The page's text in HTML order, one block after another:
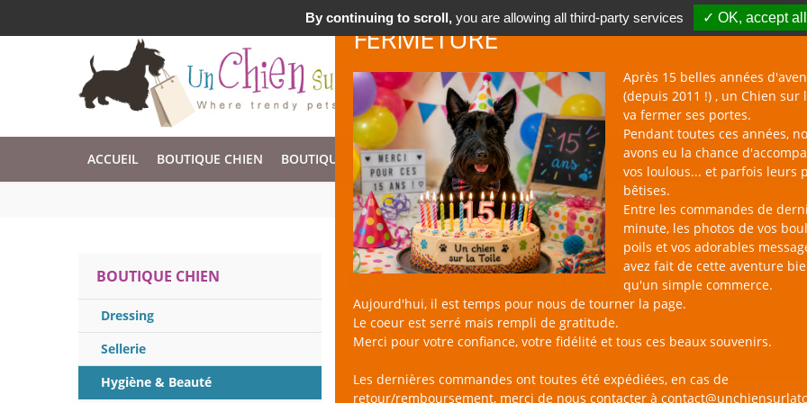
Accessoires & Design pour Chien, Chat, et Nac !
FERMETURE
Après 15 belles années
(depuis 2011 !) , un Chien sur
va fermer ses portes.
Pendant toutes ces années,
avons eu la chance
vos loulous... et parfois leurs
bêtises.
Entre les commandes de
minute, les photos de vos
poils et vos adorables
avez fait de cette aventure
qu'un simple commerce.
Aujourd'hui, il est temps pour nous de tourner la page.
Le coeur est serré mais rempli de gratitude.
Merci pour votre confiance, votre fidélité et tous ces beaux souvenirs.
Les dernières commandes ont toutes été expédiées, en cas de
retour/remboursement, merci de nous contacter à
ACCUEIL BOUTIQUE CHIEN BOUTIQUE CHAT BOUTIQUE NAC NOUVEAUTÉS BLOG CONTACT
BOUTIQUE CHIEN
Dressing
Sellerie
Hygiène & Beauté
Soins cutanés (chien)
By continuing to scroll,you are allowing all third-party services ✓ OK, accept all